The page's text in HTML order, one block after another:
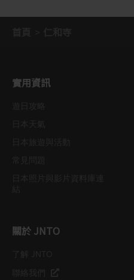
實用資訊
關於 JNTO